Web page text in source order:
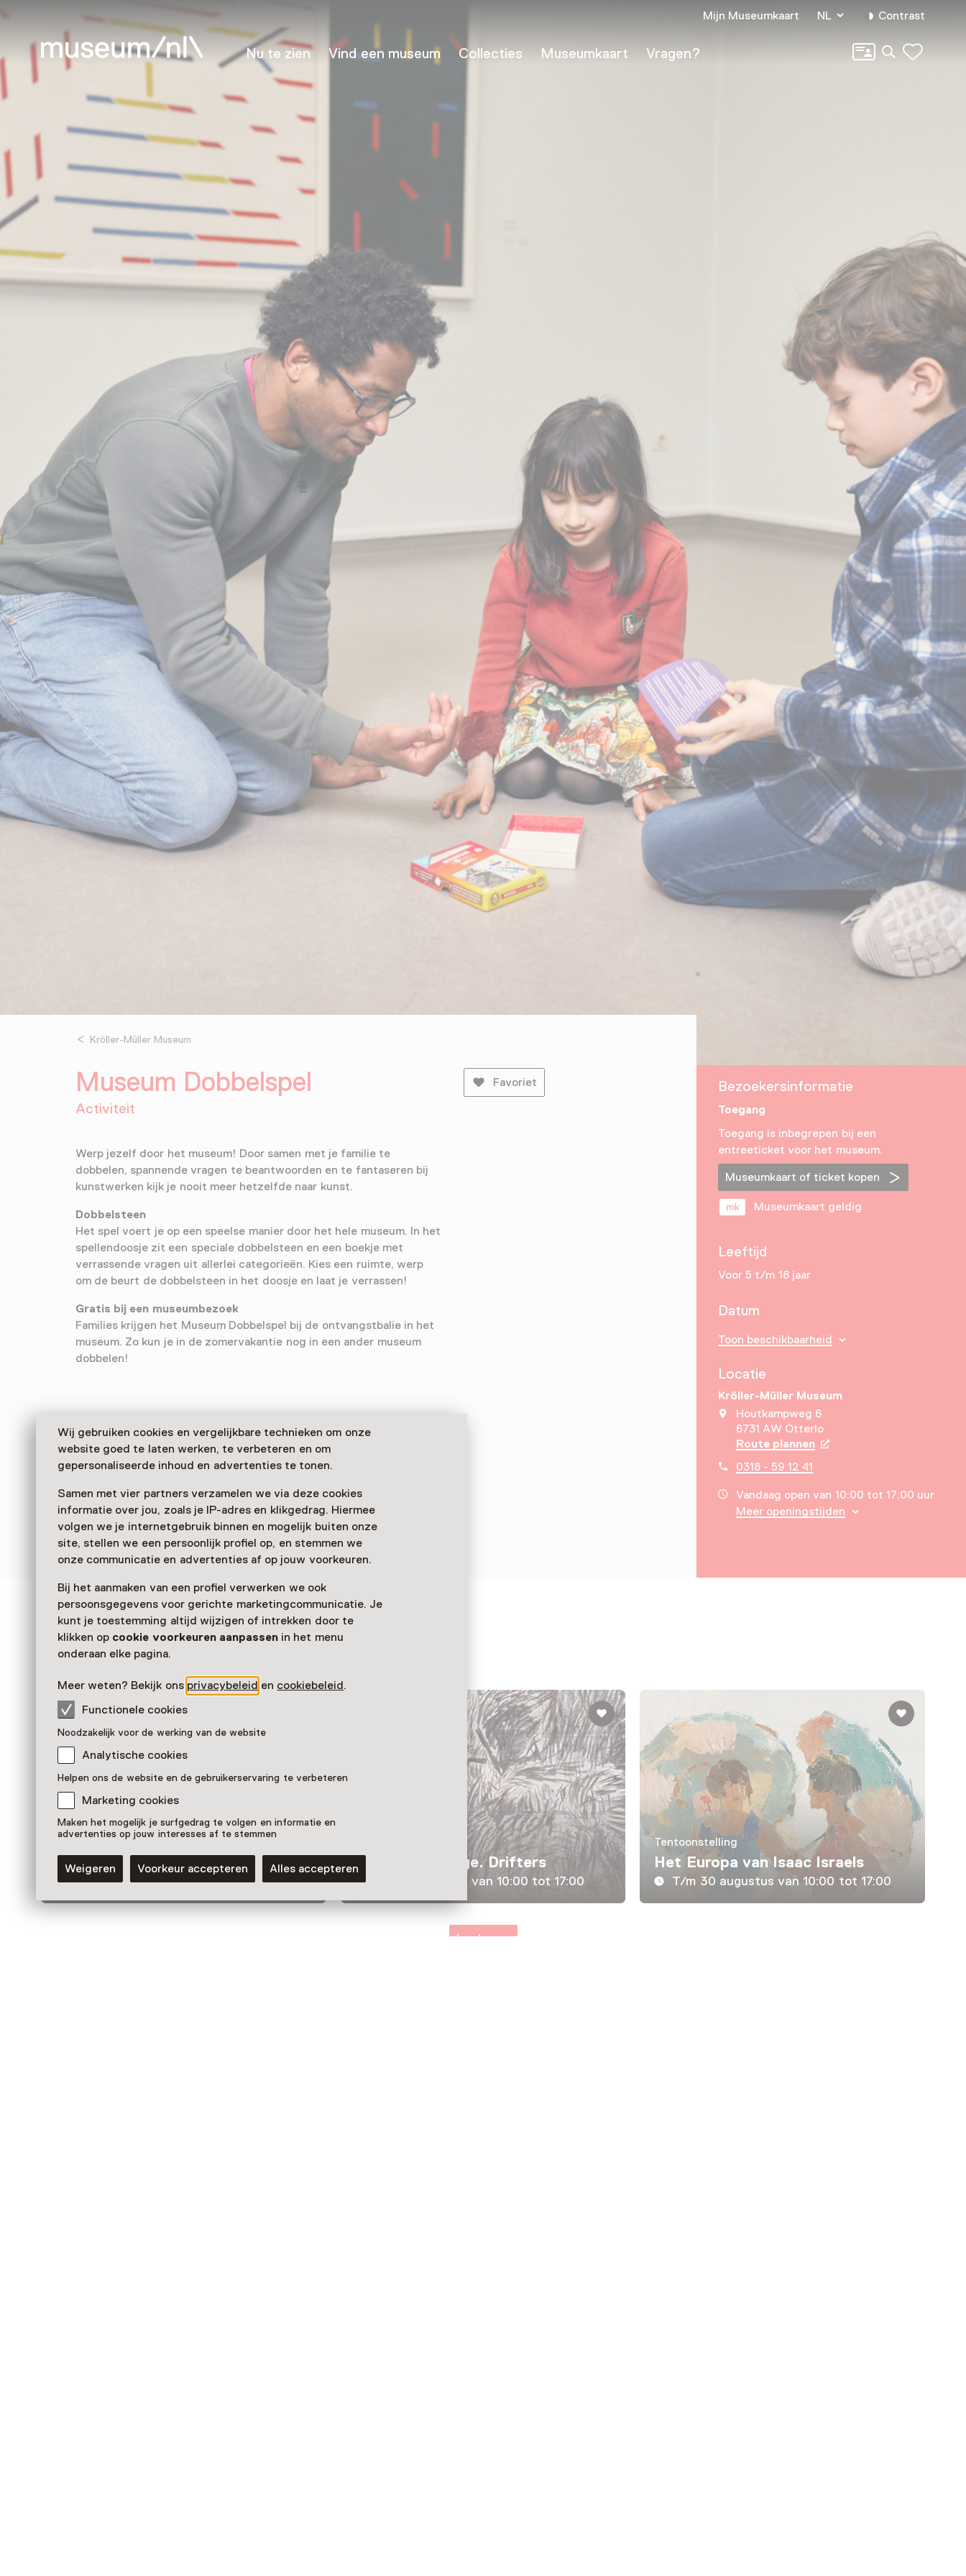
Wij gebruiken cookies en vergelijkbare technieken om onze
website goed te laten werken, te verbeteren en om
gepersonaliseerde inhoud en advertenties te tonen.
Samen met vier partners verzamelen we via deze cookies
informatie over jou, zoals je IP-adres en klikgedrag. Hiermee
volgen we je internetgebruik binnen en mogelijk buiten onze
site, stellen we een persoonlijk profiel op, en stemmen we
onze communicatie en advertenties af op jouw voorkeuren.
Bij het aanmaken van een profiel verwerken we ook
persoonsgegevens voor gerichte marketingcommunicatie. Je
kunt je toestemming altijd wijzigen of intrekken door te
klikken op cookie voorkeuren aanpassenin het menu
onderaan elke pagina.
Meer weten? Bekijk ons privacybeleid en cookiebeleid.
Functionele cookies
Noodzakelijk voor de werking van de website
Analytische cookies
Helpen ons de website en de gebruikerservaring te verbeteren
Marketing cookies
Maken het mogelijk je surfgedrag te volgen en informatie en
advertenties op jouw interesses af te stemmen
Weigeren Voorkeur accepteren Alles accepteren
Nu te zien Vind een museum Collecties Museumkaart Vragen?
Mijn Museumkaart NL Contrast
Zoeken
Kröller-Müller Museum
Museum Dobbelspel
Activiteit
Favoriet
Werp jezelf door het museum! Door samen met je familie te
dobbelen, spannende vragen te beantwoorden en te fantaseren bij
kunstwerken kijk je nooit meer hetzelfde naar kunst.
Dobbelsteen
Het spel voert je op een speelse manier door het hele museum. In het
spellendoosje zit een speciale dobbelsteen en een boekje met
verrassende vragen uit allerlei categorieën. Kies een ruimte, werp
om de beurt de dobbelsteen in het doosje en laat je verrassen!
Gratis bij een museumbezoek
Families krijgen het Museum Dobbelspel bij de ontvangstbalie in het
museum. Zo kun je in de zomervakantie nog in een ander museum
dobbelen!
Bezoekersinformatie
Toegang
Toegang is inbegrepen bij een
entreeticket voor het museum.
Museumkaart of ticket kopen
Museumkaart geldig
Leeftijd
Voor 5 t/m 18 jaar
Datum
Toon beschikbaarheid
Locatie
Kröller-Müller Museum
Houtkampweg 6
6731 AW Otterlo
Route plannen Opent in een nieuw tabblad
0318 - 59 12 41
Vandaag open van 10:00 tot 17:00 uur
Meer openingstijden
Zien & doen in Kröller-Müller
Museum
Tentoonstelling
Anouk Griffioen. Nu het er nog is
T/m 20 september van 10:00 tot 17:00
Gilbert & George. Drifters
T/m 1 april 2027 van 10:00 tot 17:00
Tentoonstelling
Het Europa van Isaac Israels
T/m 30 augustus van 10:00 tot 17:00
Laad meer